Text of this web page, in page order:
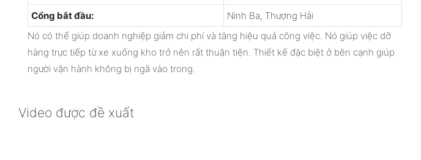
Cổng bắt đầu:
Ninh Ba, Thượng Hải
Nó có thể giúp doanh nghiệp giảm chi phí và tăng hiệu quả công việc. Nó giúp việc dỡ
hàng trực tiếp từ xe xuống kho trở nên rất thuận tiện. Thiết kế đặc biệt ở bên cạnh giúp
người vận hành không bị ngã vào trong.
Video được đề xuất